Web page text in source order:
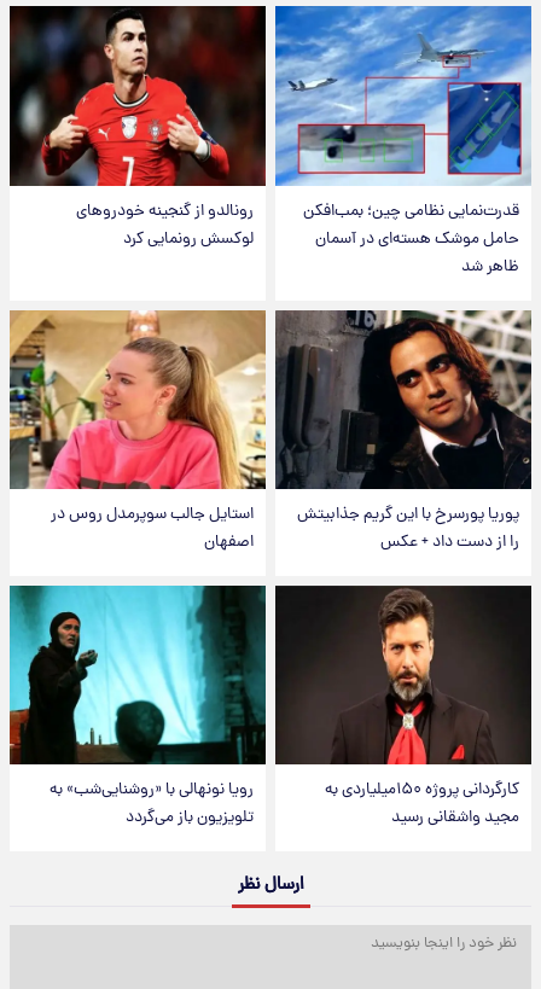
قدرت‌نمایی نظامی چین؛ بمب‌افکن
حامل موشک هسته‌ای در آسمان
ظاهر شد
رونالدو از گنجینه خودروهای
لوکسش رونمایی کرد
پوریا پورسرخ با این گریم جذابیتش
را از دست داد + عکس
استایل جالب سوپرمدل روس در
اصفهان
کارگردانی پروژه ۱۵۰میلیاردی به
مجید واشقانی رسید
رویا نونهالی با «روشنایی‌شب» به
تلویزیون باز می‌گردد
ارسال نظر